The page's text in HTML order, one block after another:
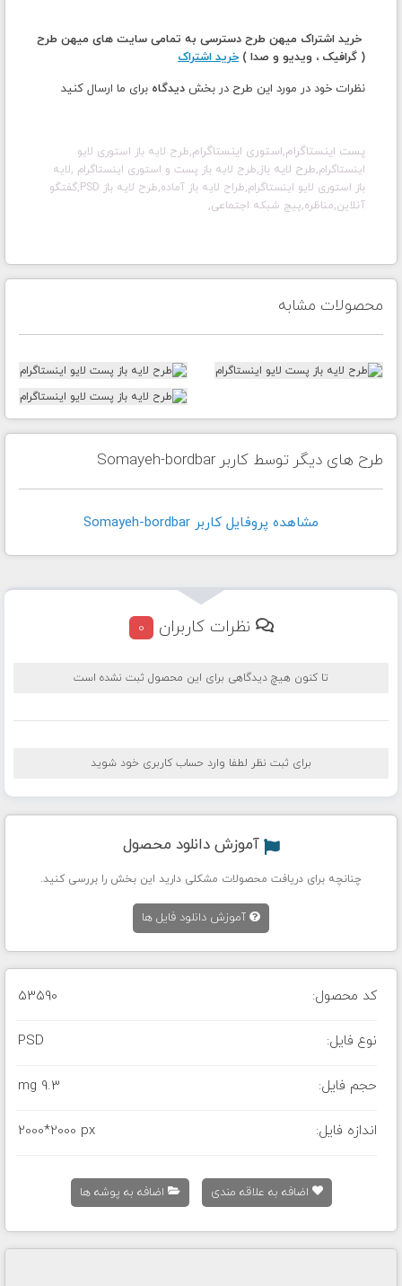
خرید اشتراک میهن طرح دسترسی به تمامی سایت های میهن طرح
( گرافیک ، ویدیو و صدا ) خرید اشتراک
نظرات خود در مورد این طرح در بخش دیدگاه برای ما ارسال کنید
پست اینستاگرام,استوری اینستاگرام,طرح لایه باز استوری لایو
اینستاگرام,طرح لایه باز,طرح لایه باز پست و استوری اینستاگرام ,لایه
باز استوری لایو اینستاگرام
,طراح لایه باز آماده,طرح لایه باز PSD,گفتگو
آنلاین,مناظره,پیج شبکه اجتماعی,
محصولات مشابه
طرح های دیگر توسط کاربر Somayeh-bordbar
مشاهده پروفايل کاربر Somayeh-bordbar
نظرات کاربران 0
تا کنون هیچ دیدگاهی برای این محصول ثبت نشده است
برای ثبت نظر لطفا وارد حساب کاربری خود شوید
آموزش دانلود محصول
چنانچه برای دریافت محصولات مشکلی دارید این بخش را بررسی کنید.
آموزش دانلود فایل ها
کد محصول: 53590
نوع فایل: PSD
حجم فایل: 9.3 mg
اندازه فایل: 2000*2000 px
اضافه به علاقه مندی اضافه به پوشه ها